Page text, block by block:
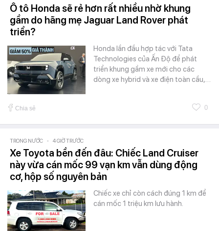
Ô tô Honda sẽ rẻ hơn rất nhiều nhờ khung
gầm do hãng mẹ Jaguar Land Rover phát
triển?
Honda lần đầu hợp tác với Tata
Technologies của Ấn Độ để phát
triển khung gầm xe mới cho các
dòng xe hybrid và xe điện toàn cầu,…
Chia sẻ 0
TRONG NƯỚC - 4 GIỜ TRƯỚC
Xe Toyota bền đến đâu: Chiếc Land Cruiser
này vừa cán mốc 99 vạn km vẫn dùng động
cơ, hộp số nguyên bản
Chiếc xe chỉ còn cách đúng 1 km để
cán mốc 1 triệu km lưu hành.